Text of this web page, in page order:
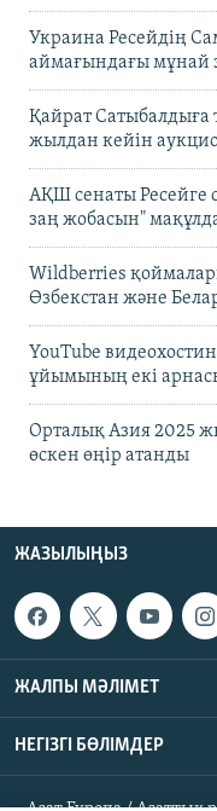
Украина Ресейдің
аймағындағы мұнай
Қайрат Сатыбалдыға
жылдан кейін
АҚШ сенаты Ресейге
заң жобасын"
Wildberries
Өзбекстан және
YouTube
ұйымының екі
Орталық Азия 2025
өскен өңір атанды
ЖАЗЫЛЫҢЫЗ
ЖАЛПЫ МӘЛІМЕТ
НЕГІЗГІ БӨЛІМДЕР